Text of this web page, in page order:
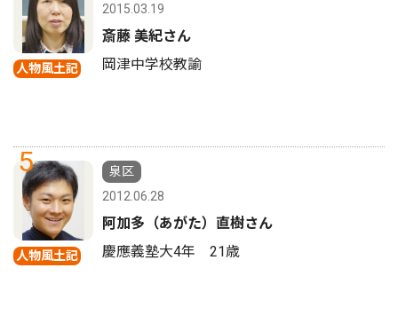
人物風土記
2015.03.19
斎藤 美紀さん
岡津中学校教諭
5
人物風土記
泉区
2012.06.28
阿加多（あがた）直樹さん
慶應義塾大4年 21歳